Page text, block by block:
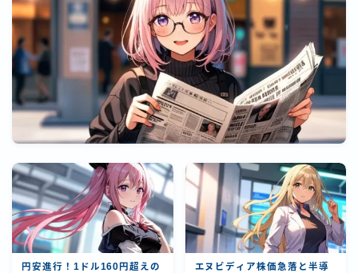
円安進行！1ドル160円超えの
エヌビディア株価急落と半導